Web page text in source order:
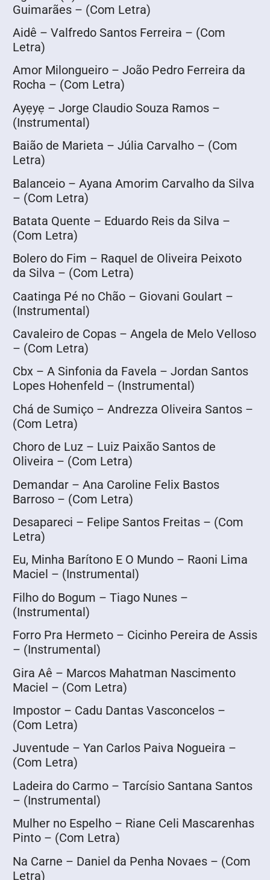
Guimarães – (Com Letra)
Aidê – Valfredo Santos Ferreira – (Com
Letra)
Amor Milongueiro – João Pedro Ferreira da
Rocha – (Com Letra)
Ayẹyẹ – Jorge Claudio Souza Ramos –
(Instrumental)
Baião de Marieta – Júlia Carvalho – (Com
Letra)
Balanceio – Ayana Amorim Carvalho da Silva
– (Com Letra)
Batata Quente – Eduardo Reis da Silva –
(Com Letra)
Bolero do Fim – Raquel de Oliveira Peixoto
da Silva – (Com Letra)
Caatinga Pé no Chão – Giovani Goulart –
(Instrumental)
Cavaleiro de Copas – Angela de Melo Velloso
– (Com Letra)
Cbx – A Sinfonia da Favela – Jordan Santos
Lopes Hohenfeld – (Instrumental)
Chá de Sumiço – Andrezza Oliveira Santos –
(Com Letra)
Choro de Luz – Luiz Paixão Santos de
Oliveira – (Com Letra)
Demandar – Ana Caroline Felix Bastos
Barroso – (Com Letra)
Desapareci – Felipe Santos Freitas – (Com
Letra)
Eu, Minha Barítono E O Mundo – Raoni Lima
Maciel – (Instrumental)
Filho do Bogum – Tiago Nunes –
(Instrumental)
Forro Pra Hermeto – Cicinho Pereira de Assis
– (Instrumental)
Gira Aê – Marcos Mahatman Nascimento
Maciel – (Com Letra)
Impostor – Cadu Dantas Vasconcelos –
(Com Letra)
Juventude – Yan Carlos Paiva Nogueira –
(Com Letra)
Ladeira do Carmo – Tarcísio Santana Santos
– (Instrumental)
Mulher no Espelho – Riane Celi Mascarenhas
Pinto – (Com Letra)
Na Carne – Daniel da Penha Novaes – (Com
Letra)